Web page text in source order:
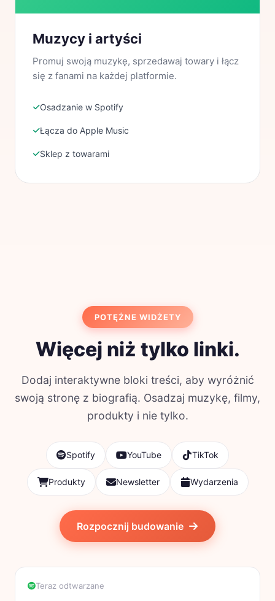
Muzycy i artyści
Promuj swoją muzykę, sprzedawaj towary i łącz
się z fanami na każdej platformie.
Osadzanie w Spotify
Łącza do Apple Music
Sklep z towarami
POTĘŻNE WIDŻETY
Więcej niż tylko linki.
Dodaj interaktywne bloki treści, aby wyróżnić
swoją stronę z biografią. Osadzaj muzykę, filmy,
produkty i nie tylko.
Spotify YouTube TikTok
Produkty Newsletter Wydarzenia
Rozpocznij budowanie
Teraz odtwarzane